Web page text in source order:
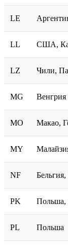
LE
LL США,
LZ Чили,
MG Венгрия
MO Макао,
MY
NF
PK Польша,
PL Польша